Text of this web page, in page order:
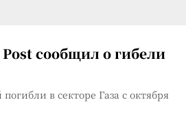
сообщил о гибели
в секторе Газа с октября